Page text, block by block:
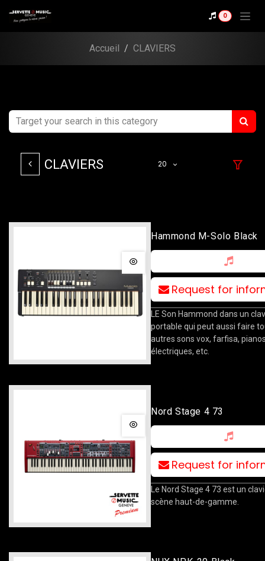
0
Accueil CLAVIERS
CLAVIERS 20
Hammond M-Solo Black
Request for
LE Son Hammond dans un
portable qui peut aussi faire
autres sons vox, farfisa,
électriques, etc.
Nord Stage 4 73
Request for
Le Nord Stage 4 73 est un
scène haut-de-gamme.